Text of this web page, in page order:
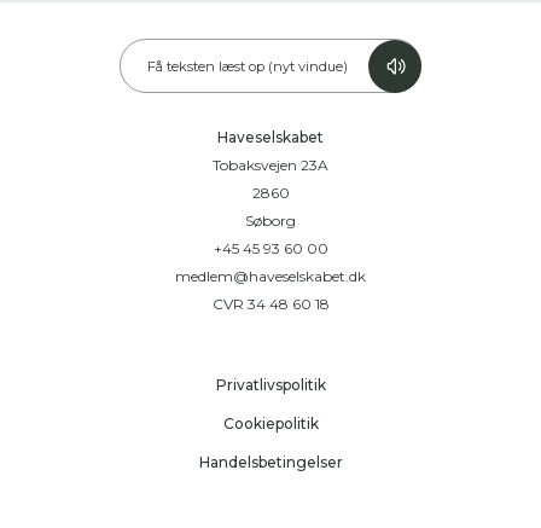
Få teksten læst op (nyt vindue)
Haveselskabet
Tobaksvejen 23A
2860
Søborg
+45 45 93 60 00
medlem@haveselskabet.dk
CVR 34 48 60 18
Privatlivspolitik
Cookiepolitik
Handelsbetingelser